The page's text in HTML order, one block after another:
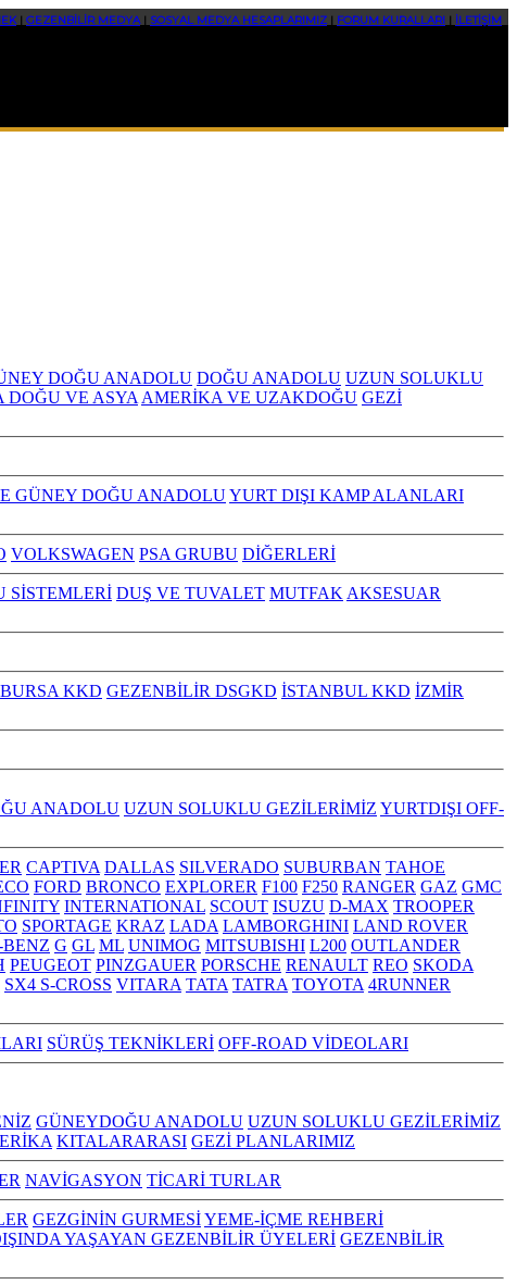
| GEZENBİLİR MEDYA| SOSYAL MEDYA HESAPLARIMIZ | FORUM KURALLARI | İLETİŞİM
DOĞU ANADOLU DOĞU ANADOLU UZUN SOLUKLU
DOĞU VE ASYA AMERİKA VE UZAKDOĞU GEZİ
GÜNEY DOĞU ANADOLUYURT DIŞI KAMP ALANLARI
VOLKSWAGEN PSA GRUBU DİĞERLERİ
SİSTEMLERİ DUŞ VE TUVALET MUTFAK AKSESUAR
BURSA KKD GEZENBİLİR DSGKD İSTANBUL KKD İZMİR
ANADOLU UZUN SOLUKLU GEZİLERİMİZ YURTDIŞI OFF-
CAPTIVA DALLAS SILVERADO SUBURBAN TAHOE
FORD BRONCO EXPLORER F100 F250 RANGER GAZ GMC
INTERNATIONAL SCOUT ISUZU D-MAX TROOPER
SPORTAGE KRAZ LADA LAMBORGHINI LAND ROVER
BENZ G GL ML UNIMOG MITSUBISHI L200 OUTLANDER
PEUGEOT PINZGAUER PORSCHE RENAULT REO SKODA
SX4 S-CROSS VITARA TATA TATRA TOYOTA 4RUNNER
SÜRÜŞ TEKNİKLERİ OFF-ROAD VİDEOLARI
GÜNEYDOĞU ANADOLU UZUN SOLUKLU GEZİLERİMİZ
KITALARARASI GEZİ PLANLARIMIZ
NAVİGASYON TİCARİ TURLAR
GEZGİNİN GURMESİYEME-İÇME REHBERİ
YAŞAYAN GEZENBİLİR ÜYELERİ GEZENBİLİR